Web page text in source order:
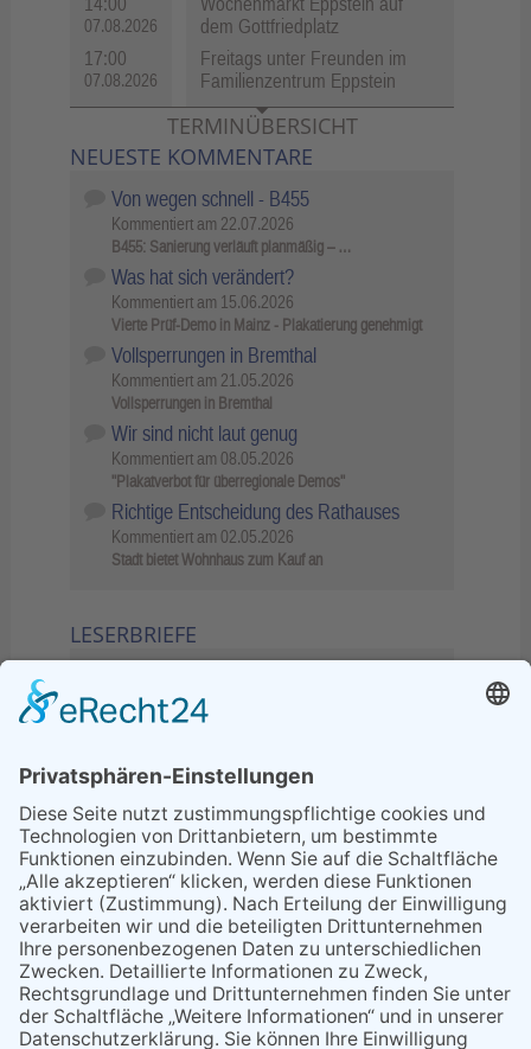
07.08.2026
dem Gottfriedplatz
17:00
07.08.2026
Freitags unter Freunden im
Familienzentrum Eppstein
TERMINÜBERSICHT
NEUESTE KOMMENTARE
Von wegen schnell - B455
Kommentiert am 22.07.2026
B455: Sanierung verläuft planmäßig – …
Was hat sich verändert?
Kommentiert am 15.06.2026
Vierte Prüf-Demo in Mainz - Plakatierung genehmigt
Vollsperrungen in Bremthal
Kommentiert am 21.05.2026
Vollsperrungen in Bremthal
Wir sind nicht laut genug
Kommentiert am 08.05.2026
"Plakatverbot für überregionale Demos"
Richtige Entscheidung des Rathauses
Kommentiert am 02.05.2026
Stadt bietet Wohnhaus zum Kauf an
LESERBRIEFE
Sperrung B455: Kleiner
Grenzverkehr statt weite Wege
21.04.2026
Wenn Bahn-Computer nicht
miteinander kommunizieren
11.03.2026
"Plakatverbot für überregionale
Demos"
04.02.2026
Gelbe Tonne – Ein kleiner Blick
über den Tellerand
04.02.2026
Plastikersparnis durch Nutzung